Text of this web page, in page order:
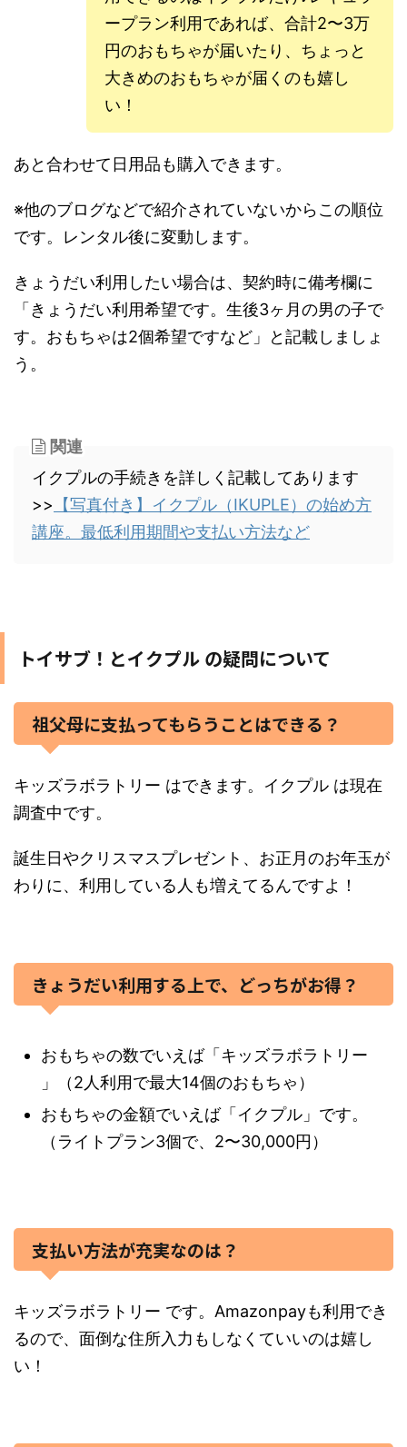
ープラン利用であれば、合計2〜3万
円のおもちゃが届いたり、ちょっと
大きめのおもちゃが届くのも嬉し
い！
あと合わせて日用品も購入できます。
※他のブログなどで紹介されていないからこの順位
です。レンタル後に変動します。
きょうだい利用したい場合は、契約時に備考欄に
「きょうだい利用希望です。生後3ヶ月の男の子で
す。おもちゃは2個希望ですなど」と記載しましょ
う。
関連
イクプルの手続きを詳しく記載してあります
>> 【写真付き】イクプル（IKUPLE）の始め方
講座。最低利用期間や支払い方法など
トイサブ！とイクプル の疑問について
祖父母に支払ってもらうことはできる？
キッズラボラトリー はできます。イクプル は現在
調査中です。
誕生日やクリスマスプレゼント、お正月のお年玉が
わりに、利用している人も増えてるんですよ！
きょうだい利用する上で、どっちがお得？
おもちゃの数でいえば「キッズラボラトリー
」（2人利用で最大14個のおもちゃ）
おもちゃの金額でいえば「イクプル」です。
（ライトプラン3個で、2〜30,000円）
支払い方法が充実なのは？
キッズラボラトリー です。Amazonpayも利用でき
るので、面倒な住所入力もしなくていいのは嬉し
い！